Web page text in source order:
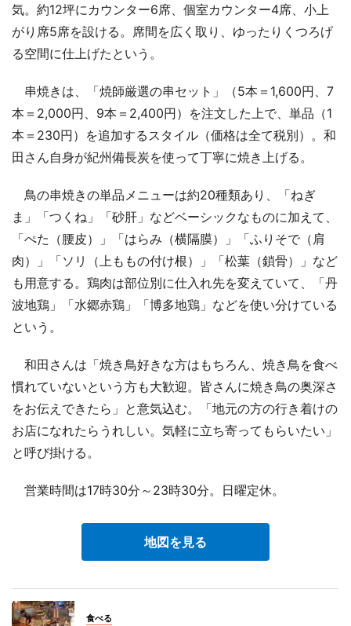
気。約12坪にカウンター6席、個室カウンター4席、小上
がり席5席を設ける。席間を広く取り、ゆったりくつろげ
る空間に仕上げたという。
串焼きは、「焼師厳選の串セット」（5本＝1,600円、7
本＝2,000円、9本＝2,400円）を注文した上で、単品（1
本＝230円）を追加するスタイル（価格は全て税別）。和
田さん自身が紀州備長炭を使って丁寧に焼き上げる。
鳥の串焼きの単品メニューは約20種類あり、「ねぎ
ま」「つくね」「砂肝」などベーシックなものに加えて、
「ぺた（腰皮）」「はらみ（横隔膜）」「ふりそで（肩
肉）」「ソリ（上ももの付け根）」「松葉（鎖骨）」など
も用意する。鶏肉は部位別に仕入れ先を変えていて、「丹
波地鶏」「水郷赤鶏」「博多地鶏」などを使い分けている
という。
和田さんは「焼き鳥好きな方はもちろん、焼き鳥を食べ
慣れていないという方も大歓迎。皆さんに焼き鳥の奥深さ
をお伝えできたら」と意気込む。「地元の方の行き着けの
お店になれたらうれしい。気軽に立ち寄ってもらいたい」
と呼び掛ける。
営業時間は17時30分～23時30分。日曜定休。
地図を見る
食べる